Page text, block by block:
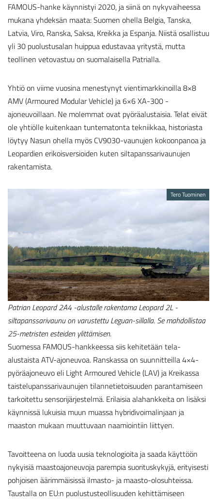
FAMOUS-hanke käynnistyi 2020, ja siinä on nykyvaiheessa
mukana yhdeksän maata: Suomen ohella Belgia, Tanska,
Latvia, Viro, Ranska, Saksa, Kreikka ja Espanja. Niistä osallistuu
yli 30 puolustusalan huippua edustavaa yritystä, mutta
teollinen vetovastuu on suomalaisella Patrialla.
Yhtiö on viime vuosina menestynyt vientimarkkinoilla 8×8
AMV (Armoured Modular Vehicle) ja 6×6 XA-300 -
ajoneuvoillaan. Ne molemmat ovat pyöräalustaisia. Telat eivät
ole yhtiölle kuitenkaan tuntematonta tekniikkaa, historiasta
löytyy Nasun ohella myös CV9030-vaunujen kokoonpanoa ja
Leopardien erikoisversioiden kuten siltapanssarivaunujen
rakentamista.
Patrian Leopard 2A4 -alustalle rakentama Leopard 2L -
siltapanssarivaunu on varustettu Leguan-sillalla. Se mahdollistaa
25-metristen esteiden ylittämisen.
Tero Tuominen
Suomessa FAMOUS-hankkeessa siis kehitetään tela-
alustaista ATV-ajoneuvoa. Ranskassa on suunnitteilla 4×4-
pyöräajoneuvo eli Light Armoured Vehicle (LAV) ja Kreikassa
taistelupanssarivaunujen tilannetietoisuuden parantamiseen
tarkoitettu sensorijärjestelmä. Erilaisia alahankkeita on lisäksi
käynnissä lukuisia muun muassa hybridivoimalinjaan ja
maaston mukaan muuttuvaan naamiointiin liittyen.
Tavoitteena on luoda uusia teknologioita ja saada käyttöön
nykyisiä maastoajoneuvoja parempia suorituskykyjä, erityisesti
pohjoisen äärimmäisissä ilmasto- ja maasto-olosuhteissa.
Taustalla on EU:n puolustusteollisuuden kehittämiseen